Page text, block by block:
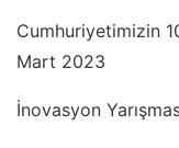
Cumhuriyetimizin
Mart 2023
İnovasyon